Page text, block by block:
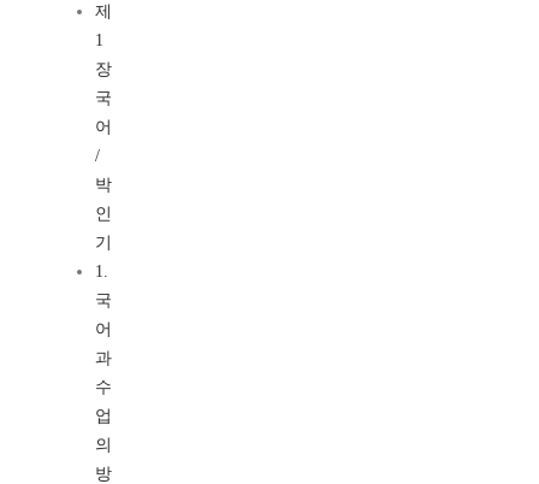
제
1
장
국
어
/
박
인
기
1.
국
어
과
수
업
의
방